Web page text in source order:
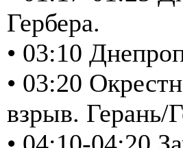
Гербера.
• 03:10
• 03:20
взрыв. Герань/